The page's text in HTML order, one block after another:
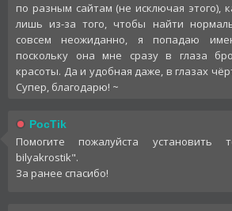
по разным сайтам (не исключая этого),
лишь из-за того, чтобы найти
совсем неожиданно, я попадаю
поскольку она мне сразу в глаза
красоты. Да и удобная даже, в глазах
Супер, благодарю! ~
PocTik
Помогите пожалуйста
bilyakrostik".
За ранее спасибо!